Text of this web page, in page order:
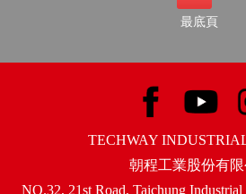
最底頁
TECHWAY
朝程工業股份有限
NO.32, 21st Road, Taichung